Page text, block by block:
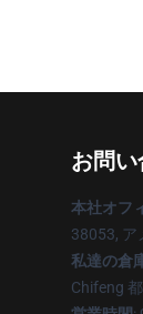
お問
本社オフ
38053, ア
私達の倉
Chifeng